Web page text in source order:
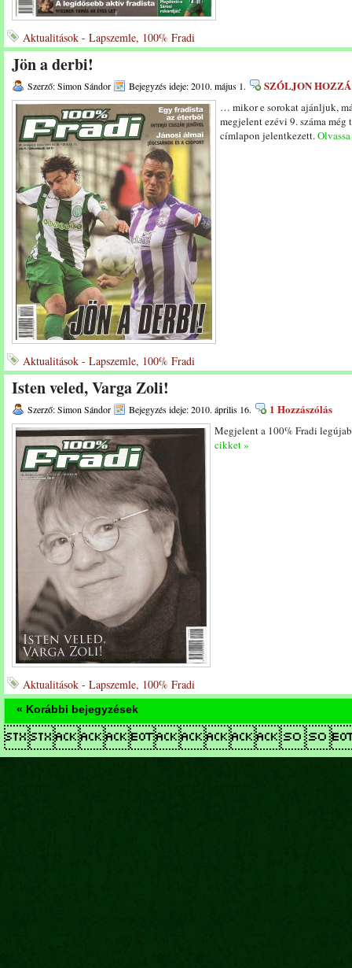
Aktualitások - Lapszemle, 100% Fradi
Jön a derbi!
Szerző: Simon Sándor Bejegyzés ideje: 2010. május 1. SZÓLJON HOZZÁ
… mikor e sorokat ajánljuk,
megjelent ezévi 9. száma még
címlapon jelentkezett.
Aktualitások - Lapszemle, 100% Fradi
Isten veled, Varga Zoli!
Szerző: Simon Sándor Bejegyzés ideje: 2010. április 16. 1 Hozzászólás
Megjelent a 100% Fradi
cikket »
Aktualitások - Lapszemle, 100% Fradi
« Korábbi bejegyzések